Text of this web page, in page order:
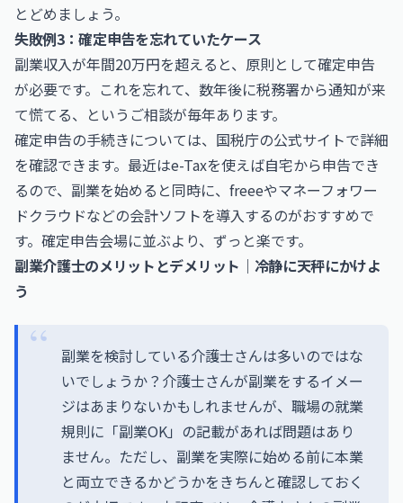
とどめましょう。
失敗例3：確定申告を忘れていたケース
副業収入が年間20万円を超えると、原則として確定申告
が必要です。これを忘れて、数年後に税務署から通知が来
て慌てる、というご相談が毎年あります。
確定申告の手続きについては、国税庁の公式サイトで詳細
を確認できます。最近はe-Taxを使えば自宅から申告でき
るので、副業を始めると同時に、freeeやマネーフォワー
ドクラウドなどの会計ソフトを導入するのがおすすめで
す。確定申告会場に並ぶより、ずっと楽です。
副業介護士のメリットとデメリット｜冷静に天秤にかけよ
う
副業を検討している介護士さんは多いのではな
いでしょうか？介護士さんが副業をするイメー
ジはあまりないかもしれませんが、職場の就業
規則に「副業OK」の記載があれば問題はあり
ません。ただし、副業を実際に始める前に本業
と両立できるかどうかをきちんと確認しておく